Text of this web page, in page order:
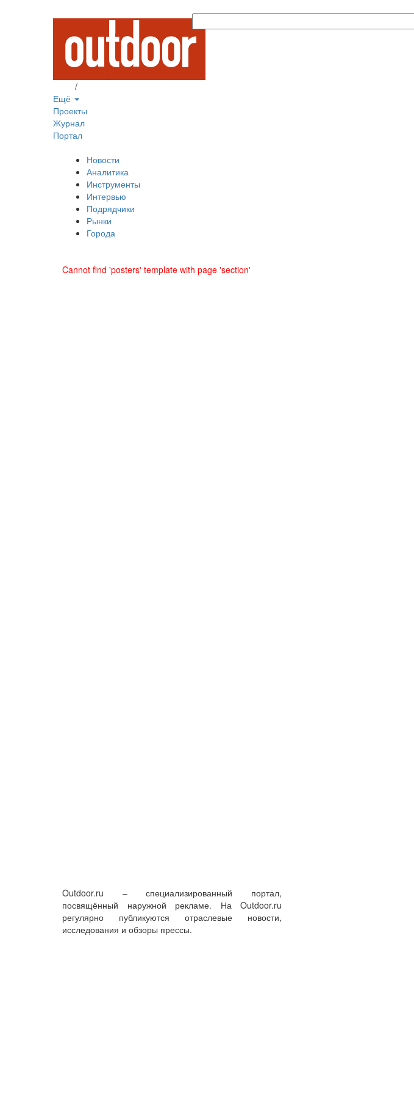
/
Ещё
Проекты
Журнал
Портал
Новости
Аналитика
Инструменты
Интервью
Подрядчики
Рынки
Города
Cannot find 'posters' template with page 'section'
Outdoor.ru – специализированный портал,
посвящённый наружной рекламе. На Outdoor.ru
регулярно публикуются отраслевые новости,
исследования и обзоры прессы.